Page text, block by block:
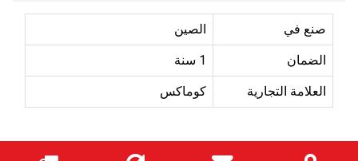
صنع في الصين
الضمان 1 سنة
العلامة التجارية كوماكس